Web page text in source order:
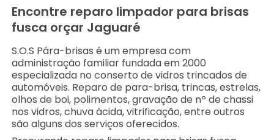
Encontre reparo limpador para brisas
fusca orçar Jaguaré
S.O.S Pára-brisas é um empresa com
administração familiar fundada em 2000
especializada no conserto de vidros trincados de
automóveis. Reparo de para-brisa, trincas, estrelas,
olhos de boi, polimentos, gravação de nº de chassi
nos vidros, chuva ácida, vitrificação, entre outros
são alguns dos serviços oferecidos.